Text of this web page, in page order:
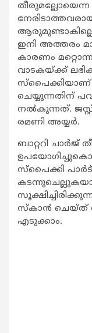
ഇനി അത്തരം
കാരണം
വാടകയ്ക്ക്
സ്‌പൈക്കിയാണ്
ചെയ്യുന്നതിന്
നല്‍കുന്നത്.
രമണി അയ്യര്‍.
ബാറ്ററി
സ്‌പൈക്കി
സ്‌കാന്‍ ചെയ്ത്
എടുക്കാം.